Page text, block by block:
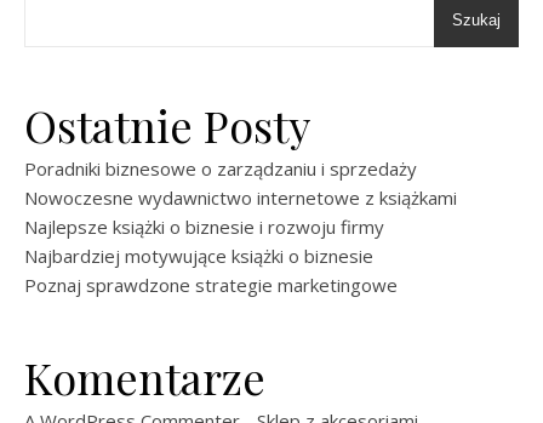
Szukaj
Ostatnie Posty
Poradniki biznesowe o zarządzaniu i sprzedaży
Nowoczesne wydawnictwo internetowe z książkami
Najlepsze książki o biznesie i rozwoju firmy
Najbardziej motywujące książki o biznesie
Poznaj sprawdzone strategie marketingowe
Komentarze